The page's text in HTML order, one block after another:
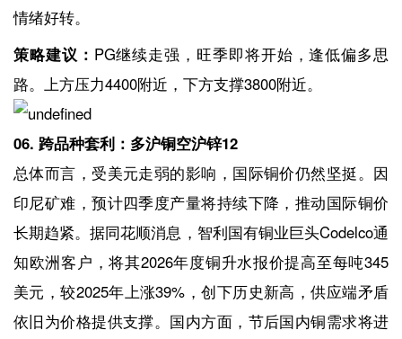
情绪好转。
策略建议： PG继续走强，旺季即将开始，逢低偏多思
路。上方压力4400附近，下方支撑3800附近。
06. 跨品种套利：多沪铜空沪锌12
总体而言，受美元走弱的影响，国际铜价仍然坚挺。因
印尼矿难，预计四季度产量将持续下降，推动国际铜价
长期趋紧。据同花顺消息，智利国有铜业巨头Codelco通
知欧洲客户，将其2026年度铜升水报价提高至每吨345
美元，较2025年上涨39%，创下历史新高，供应端矛盾
依旧为价格提供支撑。国内方面，节后国内铜需求将进